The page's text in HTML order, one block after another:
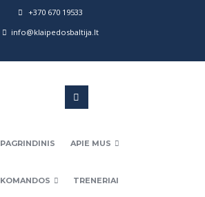
+370 670 19533
info@klaipedosbaltija.lt
PAGRINDINIS APIE MUS
KOMANDOS TRENERIAI